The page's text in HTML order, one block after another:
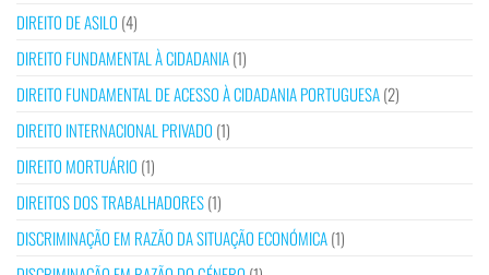
DIREITO DE ASILO (4)
DIREITO FUNDAMENTAL À CIDADANIA(1)
DIREITO FUNDAMENTAL DE ACESSO À CIDADANIA PORTUGUESA(2)
DIREITO INTERNACIONAL PRIVADO (1)
DIREITO MORTUÁRIO (1)
DIREITOS DOS TRABALHADORES(1)
DISCRIMINAÇÃO EM RAZÃO DA SITUAÇÃO ECONÓMICA(1)